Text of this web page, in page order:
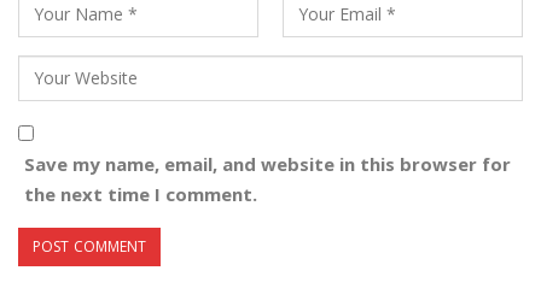
Save my name, email, and website in this browser for
the next time I comment.